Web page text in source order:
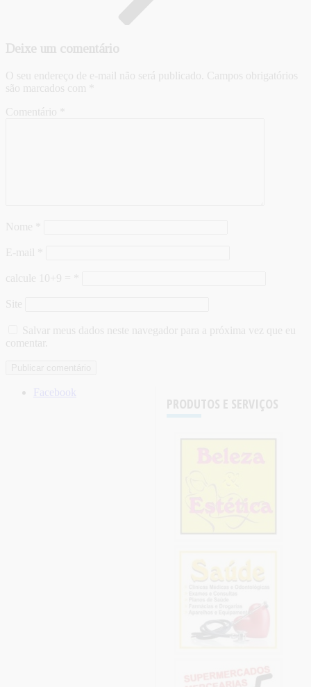
Deixe um comentário
O seu endereço de e-mail não será publicado. Campos obrigatórios
são marcados com
Comentário
Nome
E-mail
calcule 10+9 =
Site
Salvar meus dados neste navegador para a próxima vez que eu
comentar.
PRODUTOS E SERVIÇOS
Facebook